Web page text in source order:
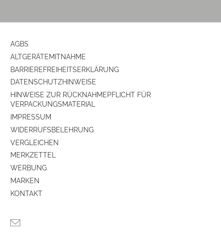
AGBS
ALTGERÄTEMITNAHME
BARRIEREFREIHEITSERKLÄRUNG
DATENSCHUTZHINWEISE
HINWEISE ZUR RÜCKNAHMEPFLICHT FÜR
VERPACKUNGSMATERIAL
IMPRESSUM
WIDERRUFSBELEHRUNG
VERGLEICHEN
MERKZETTEL
WERBUNG
MARKEN
KONTAKT